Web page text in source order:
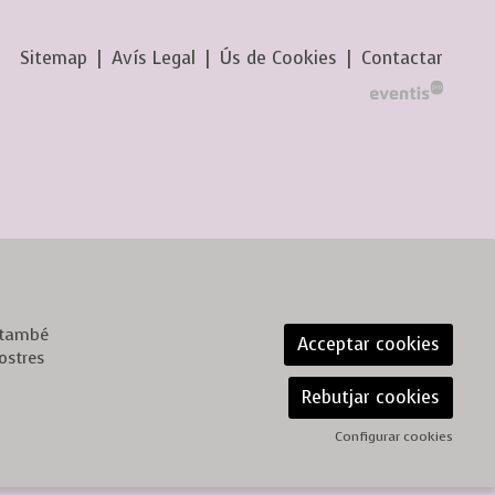
Sitemap Avís Legal Ús de Cookies Contactar
Acceptar cookies
Rebutjar cookies
Configurar cookies